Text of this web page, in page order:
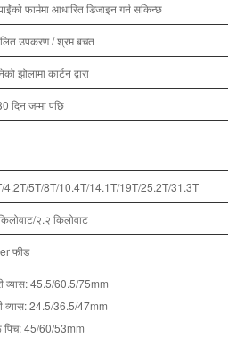
फार्ममा आधारित डिजाइन गर्न सकिन्छ
उपकरण / श्रम बचत
झोलामा कार्टन द्वारा
दिन जम्मा पछि
4.2T/5T/8T/10.4T/14.1T/19T/25.2T/31.3T
२.२ किलोवाट
फीड
व्यास: 45.5/60.5/75mm
व्यास: 24.5/36.5/47mm
45/60/53mm